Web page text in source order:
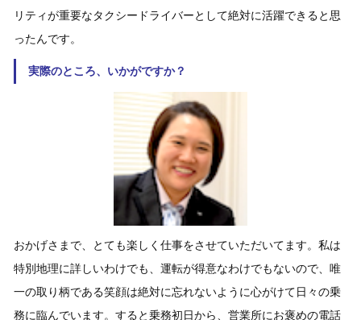
リティが重要なタクシードライバーとして絶対に活躍できると思
ったんです。
実際のところ、いかがですか？
おかげさまで、とても楽しく仕事をさせていただいてます。私は
特別地理に詳しいわけでも、運転が得意なわけでもないので、唯
一の取り柄である笑顔は絶対に忘れないように心がけて日々の乗
務に臨んでいます。すると乗務初日から、営業所にお褒めの電話